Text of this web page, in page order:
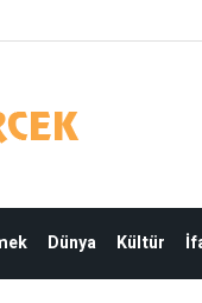
Dünya Kültür